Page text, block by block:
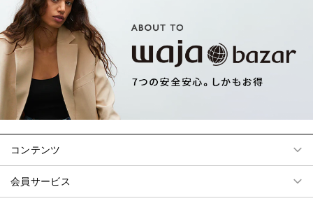
コンテンツ
会員サービス